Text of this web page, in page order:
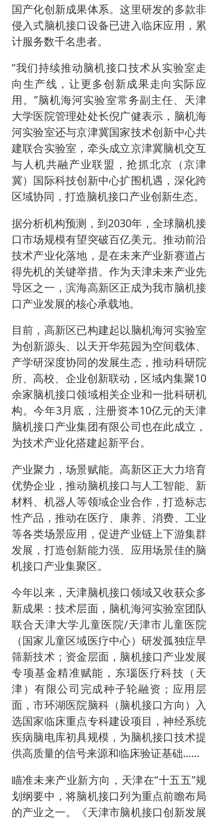
国产化创新成果体系。这里研发的多款非
侵入式脑机接口设备已进入临床应用，累
计服务数千名患者。
“我们持续推动脑机接口技术从实验室走
向生产线，让更多创新成果走向实际应
用。”脑机海河实验室常务副主任、天津
大学医院管理处处长倪广健表示，脑机海
河实验室还与京津冀国家技术创新中心共
建联合实验室，牵头成立京津冀脑机交互
与人机共融产业联盟，抢抓北京（京津
冀）国际科技创新中心扩围机遇，深化跨
区域协同，打造脑机接口产业创新生态。
据分析机构预测，到2030年，全球脑机接
口市场规模有望突破百亿美元。推动前沿
技术产业化落地，是在未来产业新赛道占
得先机的关键举措。作为天津未来产业先
导区之一，滨海高新区正成为我市脑机接
口产业发展的核心承载地。
目前，高新区已构建起以脑机海河实验室
为创新源头、以天开华苑园为空间载体、
产学研深度协同的发展生态，推动科研院
所、高校、企业创新联动，区域内集聚10
余家脑机接口领域相关企业和一批科研机
构。今年3月底，注册资本10亿元的天津
脑机接口产业集团有限公司也在此成立，
为技术产业化搭建起新平台。
产业聚力，场景赋能。高新区正大力培育
优势企业，推动脑机接口与人工智能、新
材料、机器人等领域企业合作，打造标志
性产品，推动在医疗、康养、消费、工业
等各类场景应用，促进产业链上下游集群
发展，打造创新能力强、应用场景佳的脑
机接口产业集聚区。
今年以来，天津脑机接口领域又收获众多
新成果：技术层面，脑机海河实验室团队
联合天津大学儿童医院/天津市儿童医院
（国家儿童区域医疗中心）研发孤独症早
筛新技术；资金层面，脑机接口产业发展
专项基金精准赋能，东瑙医疗科技（天
津）有限公司完成种子轮融资；应用层
面，市环湖医院脑科（脑机接口方向）入
选国家临床重点专科建设项目，神经系统
疾病脑电库初具规模，为脑机接口技术提
供高质量的信号来源和临床验证基础……
瞄准未来产业新方向，天津在“十五五”规
划纲要中，将脑机接口列为重点前瞻布局
的产业之一。《天津市脑机接口创新发展